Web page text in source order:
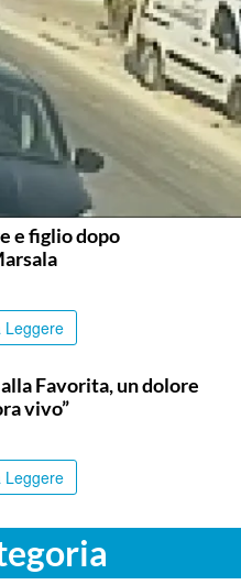
e figlio dopo
Leggere
Favorita, un dolore
vivo”
Leggere